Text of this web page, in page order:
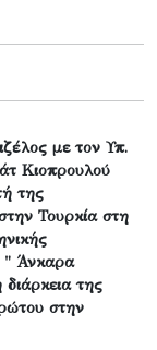
με τον Υπ.
Κιοπρουλού
της
Τουρκία στη
" Άνκαρα
της
στην